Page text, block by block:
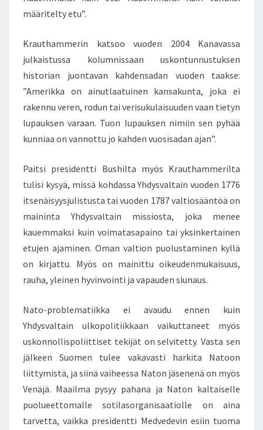
määritelty etu”.
Krauthammerin katsoo vuoden 2004 Kanavassa
julkaistussa kolumnissaan uskontunnustuksen
historian juontavan kahdensadan vuoden taakse:
”Amerikka on ainutlaatuinen kansakunta, joka ei
rakennu veren, rodun tai verisukulaisuuden vaan tietyn
lupauksen varaan. Tuon lupauksen nimiin sen pyhää
kunniaa on vannottu jo kahden vuosisadan ajan”.
Paitsi presidentti Bushilta myös Krauthammerilta
tulisi kysyä, missä kohdassa Yhdysvaltain vuoden 1776
itsenäisyysjulistusta tai vuoden 1787 valtiosääntöä on
maininta Yhdysvaltain missiosta, joka menee
kauemmaksi kuin voimatasapaino tai yksinkertainen
etujen ajaminen. Oman valtion puolustaminen kyllä
on kirjattu. Myös on mainittu oikeudenmukaisuus,
rauha, yleinen hyvinvointi ja vapauden siunaus.
Nato-problematiikka ei avaudu ennen kuin
Yhdysvaltain ulkopolitiikkaan vaikuttaneet myös
uskonnollispoliittiset tekijät on selvitetty. Vasta sen
jälkeen Suomen tulee vakavasti harkita Natoon
liittymistä, ja siinä vaiheessa Naton jäsenenä on myös
Venäjä. Maailma pysyy pahana ja Naton kaltaiselle
puolueettomalle sotilasorganisaatiolle on aina
tarvetta, vaikka presidentti Medvedevin esiin tuoma